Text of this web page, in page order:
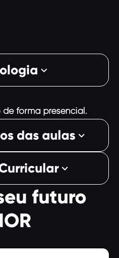
keyboard_arrow_down
forma presencial.
das aulas keyboard_arrow_down
keyboard_arrow_down
futuro